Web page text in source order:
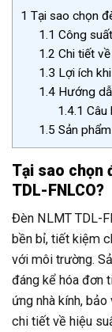
1 Tại sao chọn
1.1 Công
1.2 Chi tiết
1.3 Lợi ích
1.4 Hướng
1.4.1 Câu
1.5 Sản
Tại sao chọn
TDL-FNLCO?
Đèn NLMT TDL-
bền bỉ, tiết kiệm
với môi trường.
đáng kể hóa đơn
ứng nhà kính,
chi tiết về hiệu